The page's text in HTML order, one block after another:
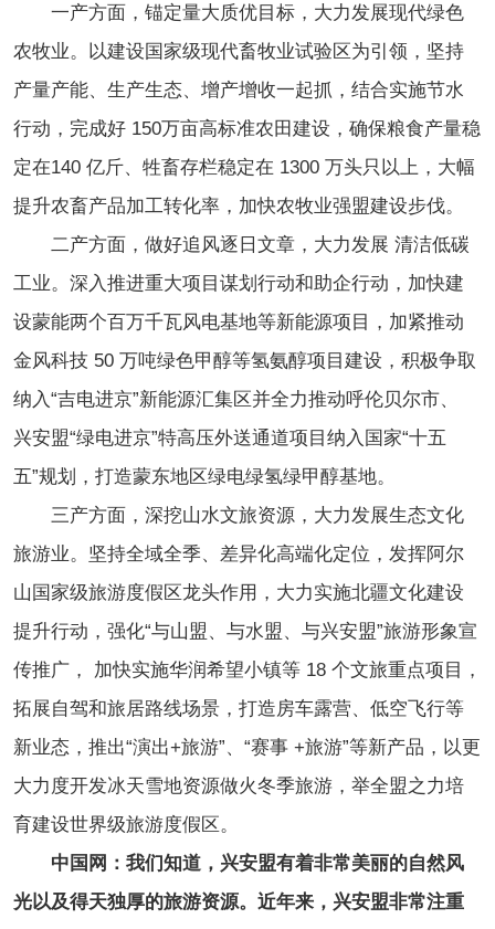
一产方面，锚定量大质优目标，大力发展现代绿色
农牧业。以建设国家级现代畜牧业试验区为引领，坚持
产量产能、生产生态、增产增收一起抓，结合实施节水
行动，完成好 150万亩高标准农田建设，确保粮食产量稳
定在140 亿斤、牲畜存栏稳定在 1300 万头只以上，大幅
提升农畜产品加工转化率，加快农牧业强盟建设步伐。
二产方面，做好追风逐日文章，大力发展 清洁低碳
工业。深入推进重大项目谋划行动和助企行动，加快建
设蒙能两个百万千瓦风电基地等新能源项目，加紧推动
金风科技 50 万吨绿色甲醇等氢氨醇项目建设，积极争取
纳入“吉电进京”新能源汇集区并全力推动呼伦贝尔市、
兴安盟“绿电进京”特高压外送通道项目纳入国家“十五
五”规划，打造蒙东地区绿电绿氢绿甲醇基地。
三产方面，深挖山水文旅资源，大力发展生态文化
旅游业。坚持全域全季、差异化高端化定位，发挥阿尔
山国家级旅游度假区龙头作用，大力实施北疆文化建设
提升行动，强化“与山盟、与水盟、与兴安盟”旅游形象宣
传推广， 加快实施华润希望小镇等 18 个文旅重点项目，
拓展自驾和旅居路线场景，打造房车露营、低空飞行等
新业态，推出“演出+旅游”、“赛事 +旅游”等新产品，以更
大力度开发冰天雪地资源做火冬季旅游，举全盟之力培
育建设世界级旅游度假区。
中国网：我们知道，兴安盟有着非常美丽的自然风
光以及得天独厚的旅游资源。近年来，兴安盟非常注重